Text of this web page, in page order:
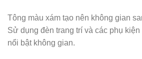
Tông màu xám tạo nên không gian
Sử dụng đèn trang trí và các phụ
nổi bật không gian.